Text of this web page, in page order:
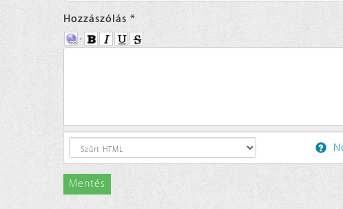
Hozzászólás *
Mentés